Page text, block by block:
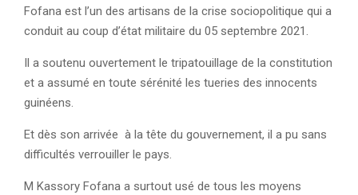
Fofana est l’un des artisans de la crise sociopolitique qui a
conduit au coup d’état militaire du 05 septembre 2021.
Il a soutenu ouvertement le tripatouillage de la constitution
et a assumé en toute sérénité les tueries des innocents
guinéens.
Et dès son arrivée à la tête du gouvernement, il a pu sans
difficultés verrouiller le pays.
M Kassory Fofana a surtout usé de tous les moyens